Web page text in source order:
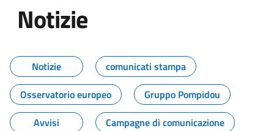
Notizie
Tutti i contenuti della pagina
Notizie
comunicati stampa
Osservatorio europeo
Gruppo Pompidou
Avvisi
Campagne di comunicazione